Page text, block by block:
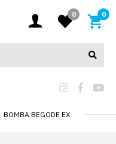
0 0
BOMBA BEGODE EX